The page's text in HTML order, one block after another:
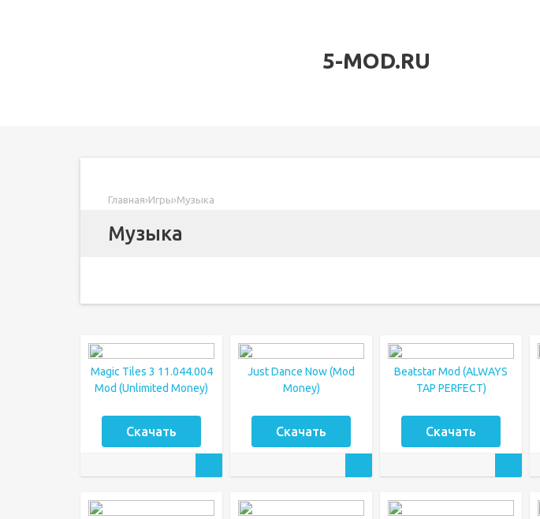
5-MOD.RU
Главная›Игры›Музыка
Музыка
Magic Tiles 3 11.044.004
Mod (Unlimited Money)
Скачать
Just Dance Now (Mod
Money)
Скачать
Beatstar Mod (ALWAYS
TAP PERFECT)
Скачать